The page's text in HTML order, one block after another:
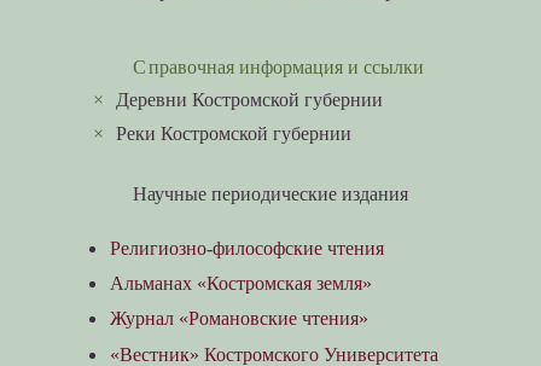
Справочная информация и ссылки
Деревни Костромской губернии
×Реки Костромской губернии
Научные периодические издания
Религиозно-философские чтения
Альманах «Костромская земля»
Журнал «Романовские чтения»
«Вестник» Костромского Университета